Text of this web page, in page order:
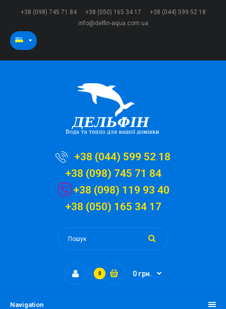
+38 (098) 745 71 84 +38 (050) 165 34 17
+38 (044) 599 52 18
info@delfin-aqua.com.ua
+38 (044) 599 52 18
+38 (098) 745 71 84
+38 (098) 119 93 40
+38 (050) 165 34 17
0 0 грн.
Navigation